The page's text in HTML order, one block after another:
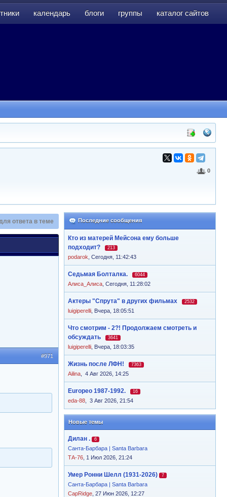
календарь блоги группы каталог сайтов
0
Последние сообщения
Кто из матерей Мейсона ему больше
подходит?
213
podarok Сегодня, 11:42:43
Седьмая Болталка. 6044
Алиса_Алиса Сегодня, 11:28:02
Актеры "Спрута" в других фильмах 2532
luigiperelli Вчера, 18:05:51
Что смотрим - 2?! Продолжаем смотреть и
обсуждать
3641
luigiperelli Вчера, 18:03:35
Жизнь после ЛФН! 7363
Ailina 4 Авг 2026, 14:25
Europeo 1987-1992. 16
eda-88 3 Авг 2026, 21:54
Новые темы
Дилан . 6
Санта-Барбара | Santa Barbara
ТА-76 , 1 Июл 2026, 21:24
Умер Ронни Шелл (1931-2026) 7
Санта-Барбара | Santa Barbara
CapRidge , 27 Июн 2026, 12:27
ответа в теме
#971